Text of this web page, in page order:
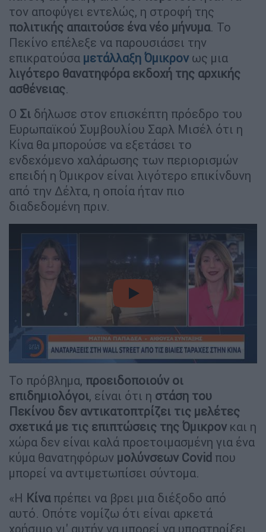
τον αποφύγει εντελώς, η στροφή της
πολιτικής απαιτούσε ένα νέο μήνυμα. Το
Πεκίνο επέλεξε να παρουσιάσει την
επικρατούσα μετάλλαξη Όμικρονως μια
λιγότερο θανατηφόρα εκδοχή της αρχικής
ασθένειας.
Ο Σι δήλωσε στον επισκέπτη πρόεδρο του
Ευρωπαϊκού Συμβουλίου Σαρλ Μισέλ ότι η
Κίνα θα μπορούσε να εξετάσει το
ενδεχόμενο χαλάρωσης των περιορισμών
επειδή η Όμικρον είναι λιγότερο επικίνδυνη
από την Δέλτα, η οποία ήταν πιο
διαδεδομένη πριν.
video
Το πρόβλημα, προειδοποιούν οι
επιδημιολόγοι, είναι ότι η στάση του
Πεκίνου δεν αντικατοπτρίζει τις μελέτες
σχετικά με τις επιπτώσεις της Όμικρον και η
χώρα δεν είναι καλά προετοιμασμένη για ένα
κύμα θανατηφόρων μολύνσεων Covid που
μπορεί να αντιμετωπίσει σύντομα.
«Η Κίναπρέπει να βρει μια διέξοδο από
αυτό. Οπότε νομίζω ότι είναι αρκετά
χρήσιμο γι' αυτήν να μπορεί να υποστηρίξει